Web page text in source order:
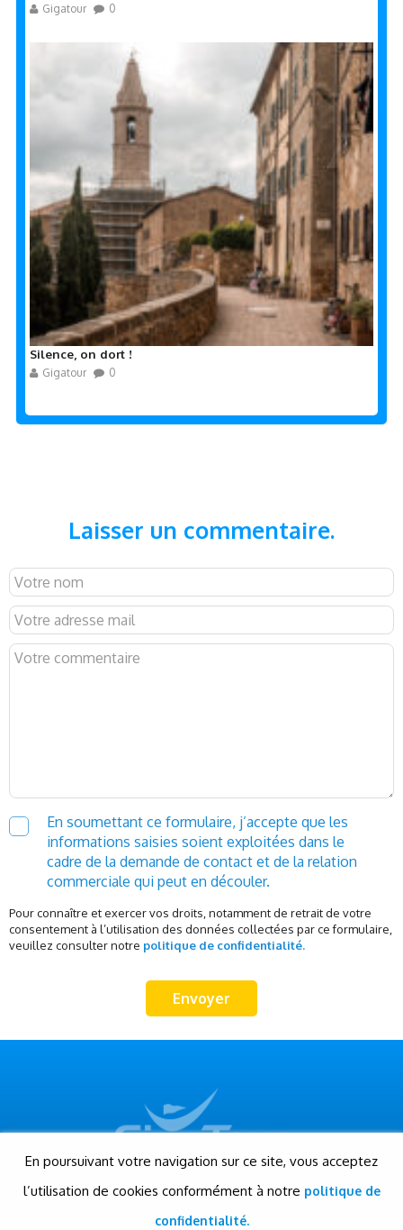
Gigatour 0
Silence, on dort !
Gigatour 0
Laisser un commentaire.
En soumettant ce formulaire, j’accepte que les
informations saisies soient exploitées dans le
cadre de la demande de contact et de la relation
commerciale qui peut en découler.
Pour connaître et exercer vos droits, notamment de retrait de votre
consentement à l’utilisation des données collectées par ce formulaire,
veuillez consulter notre politique de confidentialité.
© Gigatour - Tous droits réservés
Conception et réalisation: Evensis
En poursuivant votre navigation sur ce site, vous acceptez
l’utilisation de cookies conformément à notre politique de
confidentialité.